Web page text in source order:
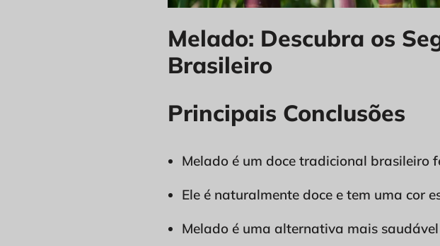
Melado: Descubra os
Brasileiro
Principais Conclusões
Melado é um doce tradicional brasileiro
Ele é naturalmente doce e tem uma cor
Melado é uma alternativa mais